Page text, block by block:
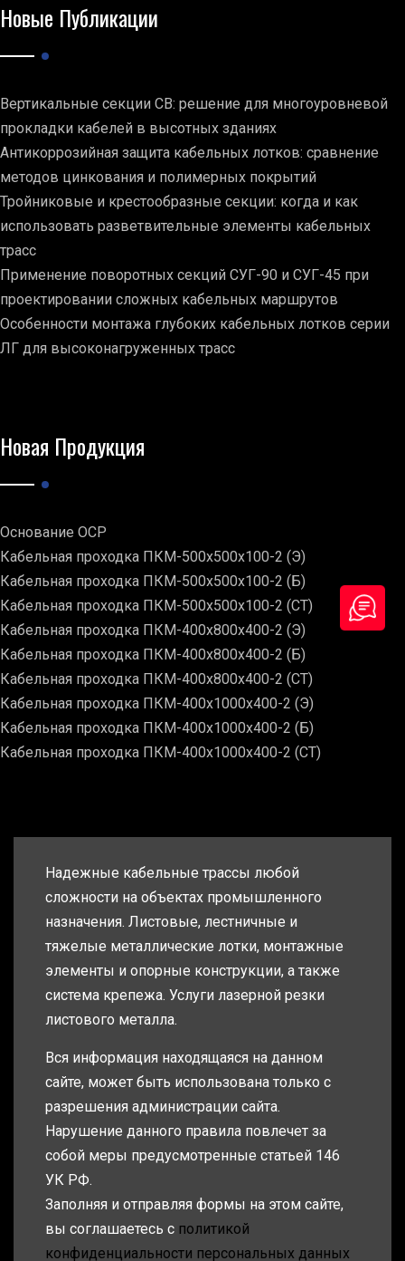
Новые Публикации
Вертикальные секции СВ: решение для многоуровневой
прокладки кабелей в высотных зданиях
Антикоррозийная защита кабельных лотков: сравнение
методов цинкования и полимерных покрытий
Тройниковые и крестообразные секции: когда и как
использовать разветвительные элементы кабельных
трасс
Применение поворотных секций СУГ-90 и СУГ-45 при
проектировании сложных кабельных маршрутов
Особенности монтажа глубоких кабельных лотков серии
ЛГ для высоконагруженных трасс
Новая Продукция
Основание ОСР
Кабельная проходка ПКМ-500х500х100-2 (Э)
Кабельная проходка ПКМ-500х500х100-2 (Б)
Кабельная проходка ПКМ-500х500х100-2 (СТ)
Кабельная проходка ПКМ-400х800х400-2 (Э)
Кабельная проходка ПКМ-400х800х400-2 (Б)
Кабельная проходка ПКМ-400х800х400-2 (СТ)
Кабельная проходка ПКМ-400х1000х400-2 (Э)
Кабельная проходка ПКМ-400х1000х400-2 (Б)
Кабельная проходка ПКМ-400х1000х400-2 (СТ)
Надежные кабельные трассы любой
сложности на объектах промышленного
назначения. Листовые, лестничные и
тяжелые металлические лотки, монтажные
элементы и опорные конструкции, а также
система крепежа. Услуги лазерной резки
листового металла.
Вся информация находящаяся на данном
сайте, может быть использована только с
разрешения администрации сайта.
Нарушение данного правила повлечет за
собой меры предусмотренные статьей 146
УК РФ.
Заполняя и отправляя формы на этом сайте,
вы соглашаетесь с политикой
конфиденциальности персональных данных